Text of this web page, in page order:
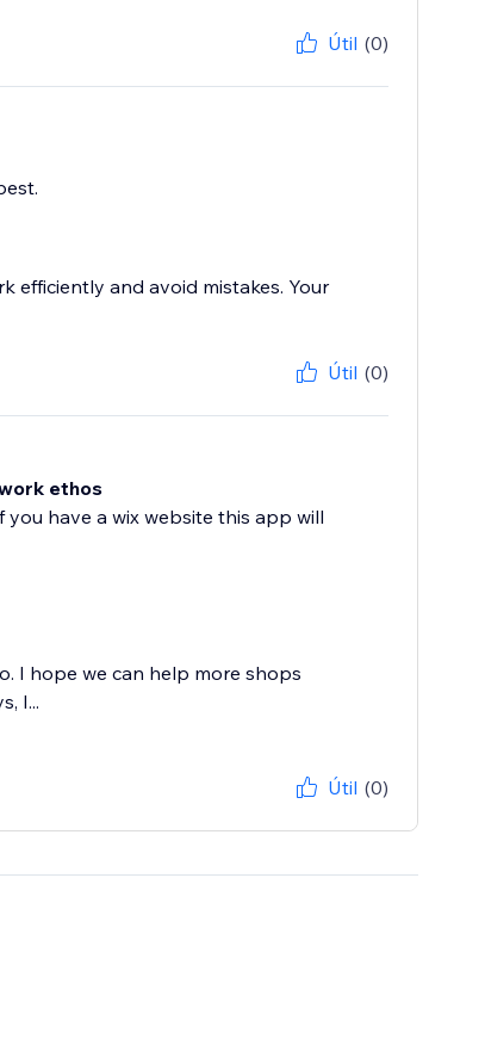
Útil (0)
efficiently and avoid mistakes. Your
Útil (0)
ethos
have a wix website this app will
I hope we can help more shops
I...
Útil (0)